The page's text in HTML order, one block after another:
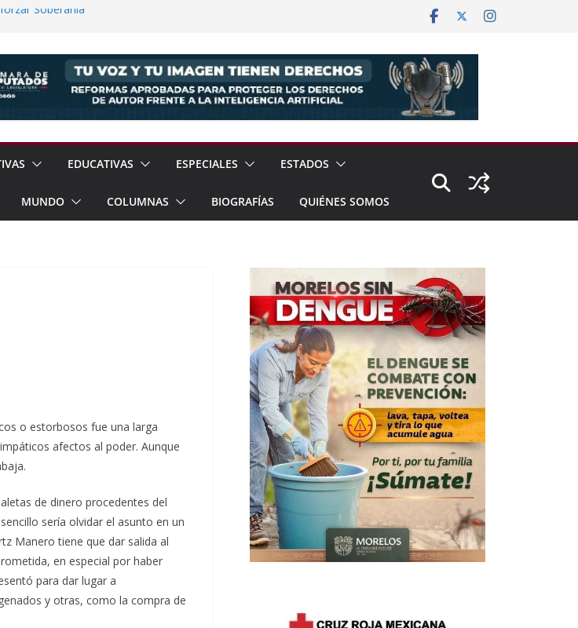
Soberanía
del
en
EDUCATIVAS ESPECIALES ESTADOS
MUNDO COLUMNAS BIOGRAFÍAS QUIÉNES SOMOS
o estorbosos fue una larga
afectos al poder. Aunque
de dinero procedentes del
sería olvidar el asunto en un
Manero tiene que dar salida al
en especial por haber
para dar lugar a
y otras, como la compra de